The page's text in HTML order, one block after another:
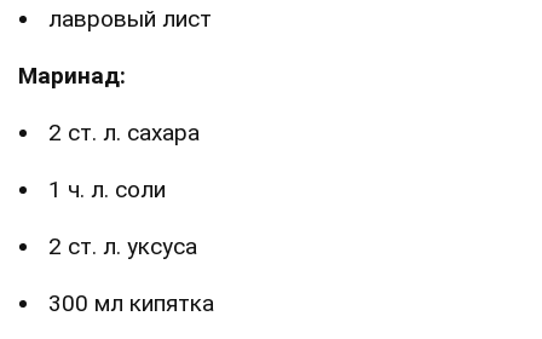
лавровый лист
Маринад:
2 ст. л. сахара
1 ч. л. соли
2 ст. л. уксуса
300 мл кипятка